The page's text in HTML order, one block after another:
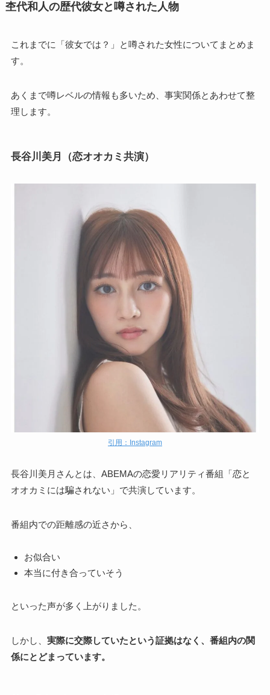
杢代和人の歴代彼女と噂された人物
これまでに「彼女では？」と噂された女性についてまとめま
す。
あくまで噂レベルの情報も多いため、事実関係とあわせて整
理します。
長谷川美月（恋オオカミ共演）
引用：Instagram
長谷川美月さんとは、ABEMAの恋愛リアリティ番組「恋と
オオカミには騙されない」で共演しています。
番組内での距離感の近さから、
お似合い
本当に付き合っていそう
といった声が多く上がりました。
しかし、 実際に交際していたという証拠はなく、番組内の関
係にとどまっています。